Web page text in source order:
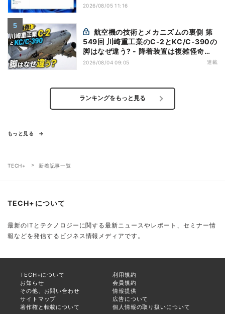
2026/08/05 11:16
549回 川崎重工業のC-2とKC/C-390の
脚はなぜ違う? - 降着装置は複雑怪奇
(5)|軍用輸送機(10)
2026/08/04 09:05 連載
ランキングをもっと見る
もっと見る
TECH+ 新着記事一覧
TECH+について
最新のITとテクノロジーに関する最新ニュースやレポート、セミナー情
報などを発信するビジネス情報メディアです。
TECH+について
利用規約
お知らせ
会員規約
その他、お問い合わせ
情報提供
サイトマップ
広告について
著作権と転載について
個人情報の取り扱いについて